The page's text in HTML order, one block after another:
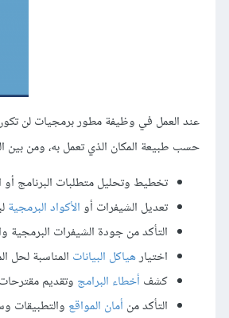
عند العمل في وظيفة مطور برمجيات لن
حسب طبيعة المكان الذي تعمل به، ومن بين
تخطيط وتحليل متطلبات البرنامج
تعديل الشيفرات أوالأكواد البرمجية
التأكد من جودة الشيفرات البرمجية
اختيارهياكل البيانات المناسبة لحل
كشف أخطاء البرامج وتقديم
التأكد من أمان المواقع والتطبيقات